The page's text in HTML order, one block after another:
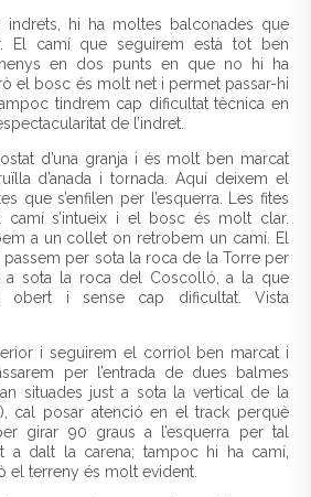
indrets, hi ha moltes balconades que
El camí que seguirem està tot ben
en dos punts en que no hi ha
el bosc és molt net i permet passar-hi
tindrem cap dificultat tècnica en
de l’indret.
d’una granja i és molt ben marcat
d’anada i tornada. Aquí deixem el
que s’enfilen per l’esquerra. Les fites
camí s’intueix i el bosc és molt clar.
a un collet on retrobem un camí. El
passem per sota la roca de la Torre per
a sota la roca del Coscolló, a la que
obert i sense cap dificultat. Vista
i seguirem el corriol ben marcat i
per l’entrada de dues balmes
situades just a sota la vertical de la
cal posar atenció en el track perquè
girar 90 graus a l’esquerra per tal
a dalt la carena; tampoc hi ha camí,
el terreny és molt evident.